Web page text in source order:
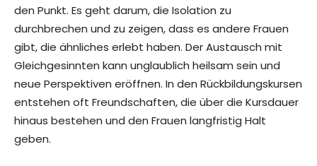
den Punkt. Es geht darum, die Isolation zu
durchbrechen und zu zeigen, dass es andere Frauen
gibt, die ähnliches erlebt haben. Der Austausch mit
Gleichgesinnten kann unglaublich heilsam sein und
neue Perspektiven eröffnen. In den Rückbildungskursen
entstehen oft Freundschaften, die über die Kursdauer
hinaus bestehen und den Frauen langfristig Halt
geben.